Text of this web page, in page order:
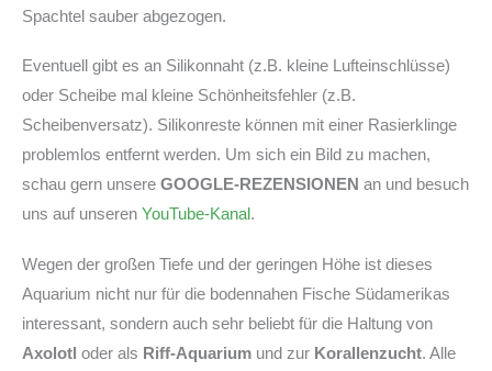
Spachtel sauber abgezogen.
Eventuell gibt es an Silikonnaht (z.B. kleine Lufteinschlüsse)
oder Scheibe mal kleine Schönheitsfehler (z.B.
Scheibenversatz). Silikonreste können mit einer Rasierklinge
problemlos entfernt werden. Um sich ein Bild zu machen,
schau gern unsere GOOGLE-REZENSIONEN an und besuch
uns auf unseren YouTube-Kanal.
Wegen der großen Tiefe und der geringen Höhe ist dieses
Aquarium nicht nur für die bodennahen Fische Südamerikas
interessant, sondern auch sehr beliebt für die Haltung von
Axolotl oder als Riff-Aquarium und zur Korallenzucht. Alle